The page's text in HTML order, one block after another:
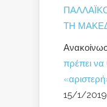
ΤΗ
πρέπει να
15/1/2019